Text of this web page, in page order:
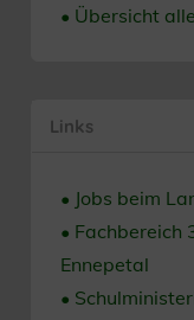
• Übersicht
Links
• Jobs beim
• Fachbereich
Ennepetal
•